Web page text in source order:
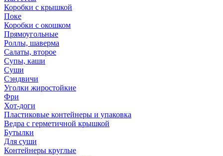
Коробки с крышкой
Поке
Коробки с окошком
Прямоугольные
Роллы, шаверма
Салаты, второе
Супы, каши
Суши
Сэндвичи
Уголки жиростойкие
Фри
Хот-доги
Пластиковые контейнеры и упаковка
Ведра с герметичной крышкой
Бутылки
Для суши
Контейнеры круглые